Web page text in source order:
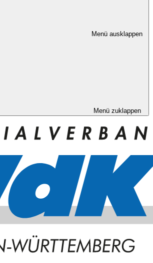
Menü ausklappen
Menü zuklappen